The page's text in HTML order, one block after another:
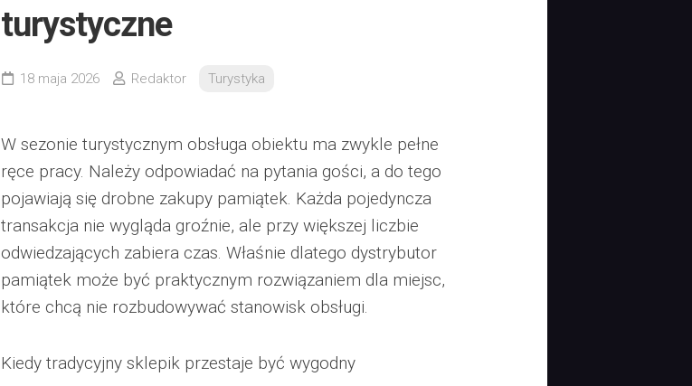
turystyczne
18 maja 2026 Redaktor Turystyka
W sezonie turystycznym obsługa obiektu ma zwykle pełne
ręce pracy. Należy odpowiadać na pytania gości, a do tego
pojawiają się drobne zakupy pamiątek. Każda pojedyncza
transakcja nie wygląda groźnie, ale przy większej liczbie
odwiedzających zabiera czas. Właśnie dlatego dystrybutor
pamiątek może być praktycznym rozwiązaniem dla miejsc,
które chcą nie rozbudowywać stanowisk obsługi.
Kiedy tradycyjny sklepik przestaje być wygodny